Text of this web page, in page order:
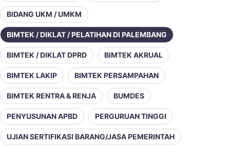
BIDANG UKM / UMKM
BIMTEK / DIKLAT / PELATIHAN DI PALEMBANG
BIMTEK / DIKLAT DPRD BIMTEK AKRUAL
BIMTEK LAKIP BIMTEK PERSAMPAHAN
BIMTEK RENTRA & RENJA BUMDES
PENYUSUNAN APBD PERGURUAN TINGGI
UJIAN SERTIFIKASI BARANG/JASA PEMERINTAH